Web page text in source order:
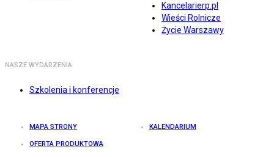
Kancelarierp.pl
Wieści Rolnicze
Życie Warszawy
NASZE WYDARZENIA
Szkolenia i konferencje
MAPA STRONY KALENDARIUM
OFERTA PRODUKTOWA